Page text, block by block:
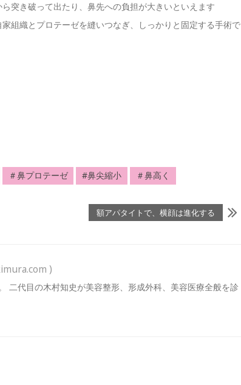
突き破って出たり、鼻先への負担が大きいといえます
組織とプロテーゼを縫いつなぎ、しっかりと固定する手術で
＃鼻プロテーゼ #鼻尖縮小 ＃鼻高く
額アパタイトで、横顔は進化する
)
二代目の木村知史が美容整形、形成外科、美容医療全般を診